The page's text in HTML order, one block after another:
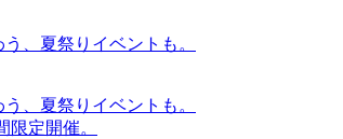
、夏祭りイベントも。
、夏祭りイベントも。
定開催。